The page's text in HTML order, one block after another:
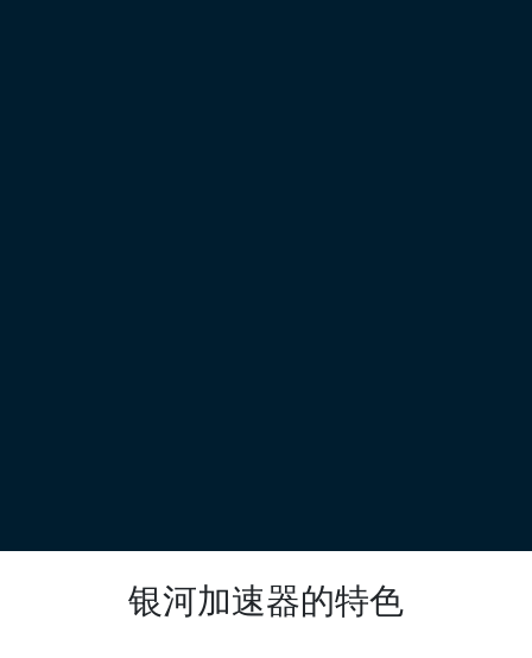
银河加速器的特色